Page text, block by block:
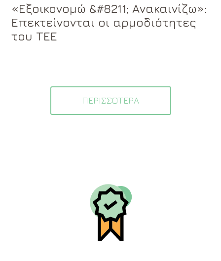
«Εξοικονομώ &#8211; Ανακαινίζω»:
Επεκτείνονται οι αρμοδιότητες
του ΤΕΕ
ΠΕΡΙΣΣΟΤΕΡΑ